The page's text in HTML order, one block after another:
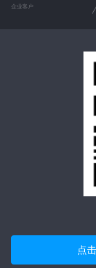
企业客户
点